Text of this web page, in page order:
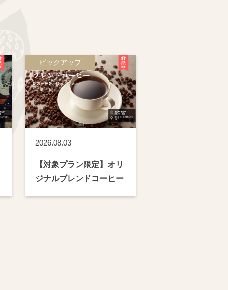
ピックアップ
2026.08.03
【対象プラン限定】オリ
ジナルブレンドコーヒー